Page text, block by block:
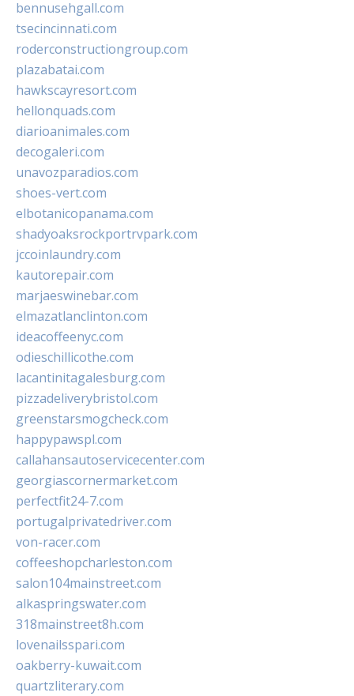
bennusehgall.com
tsecincinnati.com
roderconstructiongroup.com
plazabatai.com
hawkscayresort.com
hellonquads.com
diarioanimales.com
decogaleri.com
unavozparadios.com
shoes-vert.com
elbotanicopanama.com
shadyoaksrockportrvpark.com
jccoinlaundry.com
kautorepair.com
marjaeswinebar.com
elmazatlanclinton.com
ideacoffeenyc.com
odieschillicothe.com
lacantinitagalesburg.com
pizzadeliverybristol.com
greenstarsmogcheck.com
happypawspl.com
callahansautoservicecenter.com
georgiascornermarket.com
perfectfit24-7.com
portugalprivatedriver.com
von-racer.com
coffeeshopcharleston.com
salon104mainstreet.com
alkaspringswater.com
318mainstreet8h.com
lovenailsspari.com
oakberry-kuwait.com
quartzliterary.com